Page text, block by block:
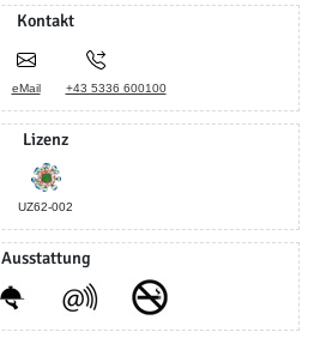
Kontakt
eMail +43 5336 600100
Lizenz
UZ62-002
Ausstattung